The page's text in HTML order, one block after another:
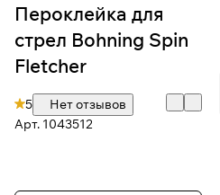
Пероклейка для
стрел Bohning Spin
Fletcher
5
Нет отзывов
Арт. 1043512
Для клиентов всех банков
Разбейте
оплату на части